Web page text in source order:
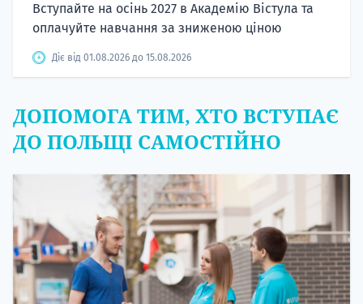
Вступайте на осінь 2027 в Академію Вістула та
оплачуйте навчання за зниженою ціною
Діє від 01.08.2026 до 15.08.2026
ДОПОМОГА ТИМ, ХТО ВСТУПАЄ
ДО ПОЛЬЩІ САМОСТІЙНО